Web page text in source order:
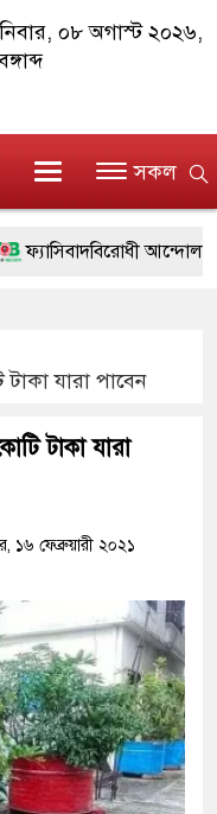
০৮ অগাস্ট ২০২৬,
সকল
আন্দোলনে
মডেল থানার
গ্রেফতার
লাখ টাকার জাল নোটসহ
সময় বেনজীরের
যারা পাবেন
টাকা যারা
১৬ ফেব্রুয়ারী ২০২১